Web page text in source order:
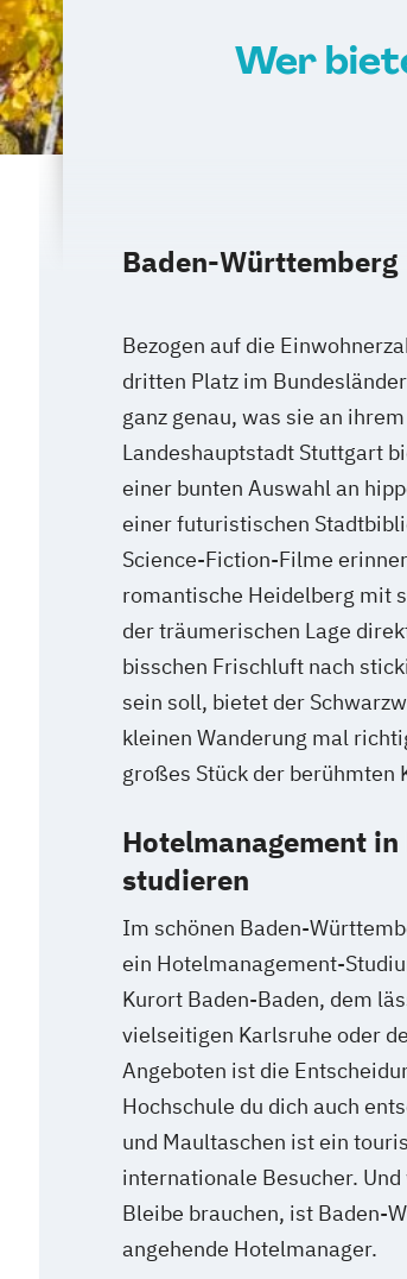
Wer
Baden-Württemberg
Bezogen auf die
dritten Platz im
ganz genau, was sie an
Landeshauptstadt Stuttgart
einer bunten Auswahl an
einer futuristischen
Science-Fiction-Filme
romantische Heidelberg mit
der träumerischen Lage
bisschen Frischluft nach
sein soll, bietet der
kleinen Wanderung mal
großes Stück der berühmten
Hotelmanagement
studieren
Im schönen Baden-
ein Hotelmanagement-
Kurort Baden-Baden, dem
vielseitigen Karlsruhe oder
Angeboten ist die
Hochschule du dich auch
und Maultaschen ist ein
internationale Besucher.
Bleibe brauchen, ist Baden-
angehende Hotelmanager.